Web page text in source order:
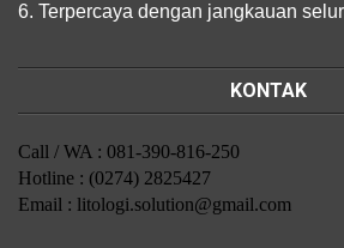
6. Terpercaya dengan jangkauan
KONTAK
Call / WA : 081-390-816-250
Hotline : (0274) 2825427
Email : litologi.solution@gmail.com